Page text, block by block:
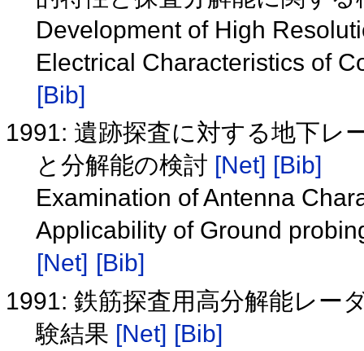
Development of High
Electrical Characteristics of
[Bib]
1991: 遺跡探査に対する地下レ
と分解能の検討 [Net] [Bib]
Examination of Antenna
Applicability of Ground
[Net] [Bib]
1991: 鉄筋探査用高分解能レー
験結果 [Net] [Bib]